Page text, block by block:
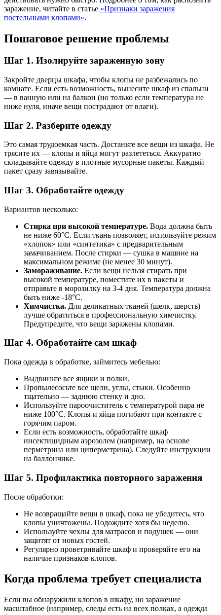
заражение, читайте в статье «Признаки заражения
постельными клопами».
Пошаговое решение проблемы
Шаг 1. Изолируйте зараженную зону
Закройте дверцы шкафа, чтобы клопы не разбежались по
комнате. Если есть возможность, вынесите шкаф из спальни
— в ванную или на балкон (но только если температура не
ниже нуля, иначе вещи пострадают от влаги).
Шаг 2. Разберите одежду
Это самая трудоемкая часть. Достаньте все вещи из шкафа. Не
трясите их — клопы и яйца могут разлететься. Аккуратно
складывайте одежду в плотные мусорные пакеты. Каждый
пакет сразу завязывайте.
Шаг 3. Обработайте одежду
Вариантов несколько:
Стирка при высокой температуре. Вода должна быть
не ниже 60°C. Если ткань позволяет, используйте режим
«хлопок» или «синтетика» с предварительным
замачиванием. После стирки — сушка в машине на
максимальном режиме (не менее 30 минут).
Замораживание. Если вещи нельзя стирать при
высокой температуре, поместите их в пакеты и
отправьте в морозилку на 3-4 дня. Температура должна
быть ниже -18°C.
Химчистка. Для деликатных тканей (шелк, шерсть)
лучше обратиться в профессиональную химчистку.
Предупредите, что вещи заражены клопами.
Шаг 4. Обработайте сам шкаф
Пока одежда в обработке, займитесь мебелью:
Выдвиньте все ящики и полки.
Пропылесосьте все щели, углы, стыки. Особенно
тщательно — заднюю стенку и дно.
Используйте пароочиститель с температурой пара не
ниже 100°C. Клопы и яйца погибают при контакте с
горячим паром.
Если есть возможность, обработайте шкаф
инсектицидным аэрозолем (например, на основе
перметрина или циперметрина). Следуйте инструкции
на баллончике.
Шаг 5. Профилактика повторного заражения
После обработки:
Не возвращайте вещи в шкаф, пока не убедитесь, что
клопы уничтожены. Подождите хотя бы неделю.
Используйте чехлы для матрасов и подушек — они
защитят от новых гостей.
Регулярно проветривайте шкаф и проверяйте его на
наличие признаков клопов.
Когда проблема требует специалиста
Если вы обнаружили клопов в шкафу, но заражение
масштабное (например, следы есть на всех полках, а одежда